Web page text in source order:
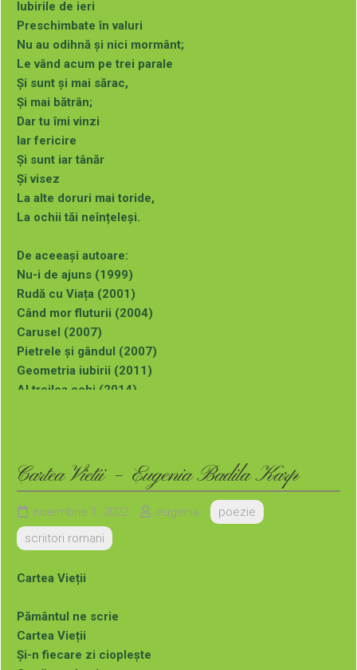
Iubirile de ieri
Preschimbate în valuri
Nu au odihnă și nici mormânt;
Le vând acum pe trei parale
Și sunt și mai sărac,
Și mai bătrân;
Dar tu îmi vinzi
Iar fericire
Și sunt iar tânăr
Și visez
La alte doruri mai toride,
La ochii tăi neînțeleși.
De aceeași autoare:
Nu-i de ajuns (1999)
Rudă cu Viața (2001)
Când mor fluturii (2004)
Carusel (2007)
Pietrele și gândul (2007)
Geometria iubirii (2011)
Al treilea ochi (2014)
Dor, Doruleț… (2023)
Puteți comanda aceste cărți (cu autograful autoarei) la
adresa de mai jos:
Cartea Vietii – Eugenia Badila Karp
noiembrie 1, 2022 eugenia
poezie
scriitori romani
Cartea Vieții
Pământul ne scrie
Cartea Vieții
Și-n fiecare zi cioplește